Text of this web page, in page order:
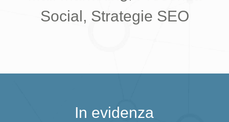
Social, Strategie SEO
In evidenza